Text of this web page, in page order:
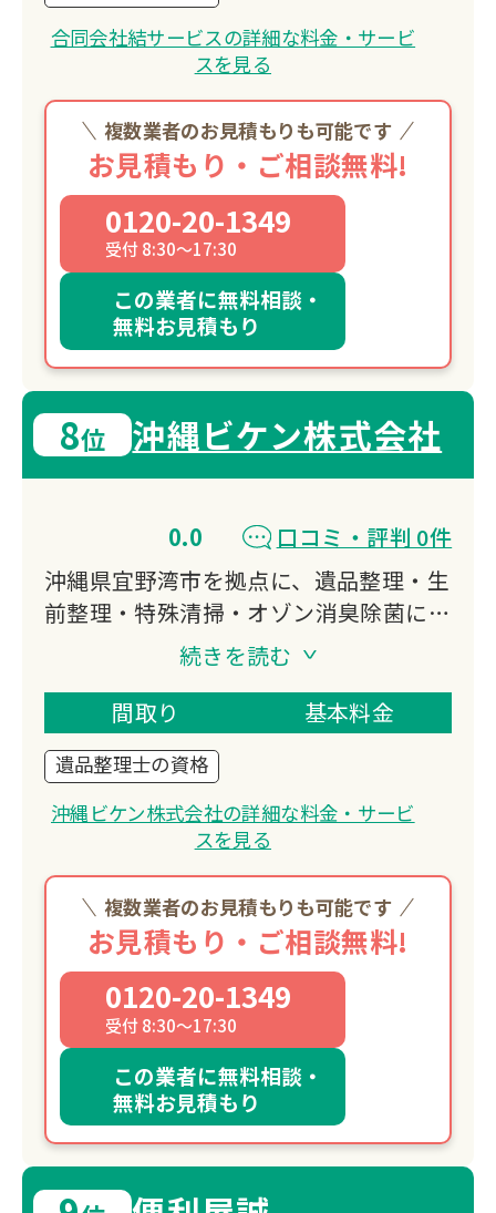
合同会社結サービスの詳細な料金・サービ
スを見る
複数業者のお見積もりも可能です
お見積もり・ご相談無料!
0120-20-1349
受付 8:30～17:30
この業者に無料相談・
無料お見積もり
8位 沖縄ビケン株式会社
0.0
口コミ・評判 0件
沖縄県宜野湾市を拠点に、遺品整理・生
前整理・特殊清掃・オゾン消臭除菌に対
建築物総合管理業での豊富な経験を持つ
プロフェッショナル集団が、お客様の立
場に立った丁寧なサービスを提供しま
す。
遺品整理士資格を持つスタッフが対応
し、整理・仕分け・処分からハウスクリ
ーニング・リフォームまでワンストップ
で承ります。
続きを読む
間取り
基本料金
遺品整理士の資格
沖縄ビケン株式会社の詳細な料金・サービ
スを見る
複数業者のお見積もりも可能です
お見積もり・ご相談無料!
0120-20-1349
受付 8:30～17:30
この業者に無料相談・
無料お見積もり